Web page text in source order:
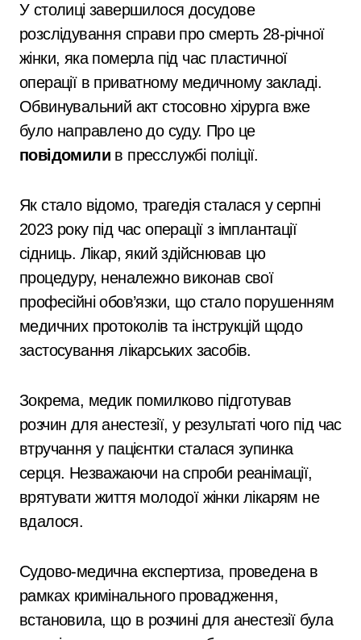
У столиці завершилося досудове
розслідування справи про смерть 28-річної
жінки, яка померла під час пластичної
операції в приватному медичному закладі.
Обвинувальний акт стосовно хірурга вже
було направлено до суду. Про це
повідомили в пресслужбі поліції.
Як стало відомо, трагедія сталася у серпні
2023 року під час операції з імплантації
сідниць. Лікар, який здійснював цю
процедуру, неналежно виконав свої
професійні обов’язки, що стало порушенням
медичних протоколів та інструкцій щодо
застосування лікарських засобів.
Зокрема, медик помилково підготував
розчин для анестезії, у результаті чого під час
втручання у пацієнтки сталася зупинка
серця. Незважаючи на спроби реанімації,
врятувати життя молодої жінки лікарям не
вдалося.
Судово-медична експертиза, проведена в
рамках кримінального провадження,
встановила, що в розчині для анестезії була